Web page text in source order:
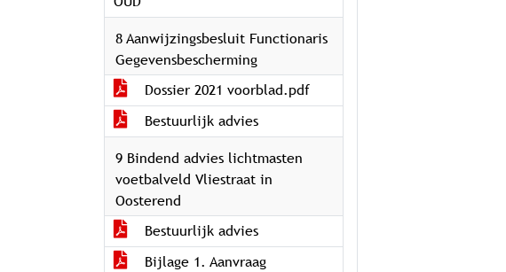
8 Aanwijzingsbesluit Functionaris
Gegevensbescherming
Dossier 2021 voorblad.pdf
Bestuurlijk advies
9 Bindend advies lichtmasten
voetbalveld Vliestraat in
Oosterend
Bestuurlijk advies
Bijlage 1. Aanvraag